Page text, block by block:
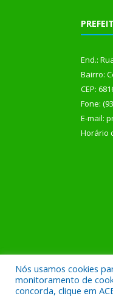
End.:
Bairro:
CEP:
Fone:
E-mail:
Horário
Todos
Nós usamos cookies
monitoramento de
concorda, clique em